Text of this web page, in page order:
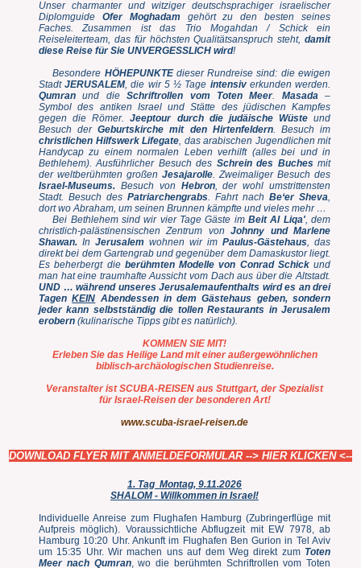
Unser charmanter und witziger deutschsprachiger israelischer
Diplomguide Ofer Moghadam gehört zu den besten seines
Faches. Zusammen ist das Trio Mogahdan / Schick ein
Reiseleiterteam, das für höchsten Qualitätsanspruch steht, damit
diese Reise für Sie UNVERGESSLICH wird!
Besondere HÖHEPUNKTEdieser Rundreise sind: die ewigen
StadtJERUSALEM, die wir 5 ½ Tage intensiverkunden werden.
Qumran und dieSchriftrollen vom Toten Meer. Masada–
Symbol des antiken Israel und Stätte des jüdischen Kampfes
gegen die Römer.Jeeptour durch die judäische Wüsteund
Besuch derGeburtskirche mit den Hirtenfeldern. Besuch im
christlichen Hilfswerk Lifegate, das arabischen Jugendlichen mit
Handycap zu einem normalen Leben verhilft (alles bei und in
Bethlehem). Ausführlicher Besuch des Schrein des Buchesmit
der weltberühmten großen Jesajarolle. Zweimaliger Besuch des
Israel-Museums. Besuch von Hebron, der wohl umstrittensten
Stadt. Besuch des Patriarchengrabs. Fahrt nach Be‘er Sheva,
dort wo Abraham, um seinen Brunnen kämpfte und vieles mehr …
Bei Bethlehem sind wir vier Tage Gäste im Beit Al Liqa', dem
christlich-palästinensischen Zentrum von Johnny und Marlene
Shawan. In Jerusalem wohnen wir im Paulus-Gästehaus, das
direkt bei dem Gartengrab und gegenüber dem Damaskustor liegt.
Es beherbergt die berühmten Modelle von Conrad Schickund
man hat eine traumhafte Aussicht vom Dach aus über die Altstadt.
UND … während unseres Jerusalemaufenthalts wird es an drei
TagenKEIN Abendessen in dem Gästehaus geben, sondern
jeder kann selbstständig die tollen Restaurants in Jerusalem
erobern (kulinarische Tipps gibt es natürlich).
KOMMEN SIE MIT!
Erleben Sie das Heilige Land mit einer außergewöhnlichen
biblisch-archäologischen Studienreise.
Veranstalter ist SCUBA-REISEN aus Stuttgart, der Spezialist
für Israel-Reisen der besonderen Art!
www.scuba-israel-reisen.de
DOWNLOAD FLYER MIT ANMELDEFORMULAR --> HIER KLICKEN <--
1. Tag Montag, 9.11.2026
SHALOM - Willkommen in Israel!
Individuelle Anreise zum Flughafen Hamburg (Zubringerflüge mit
Aufpreis möglich). Voraussichtliche Abflugzeit mit EW 7978, ab
Hamburg 10:20 Uhr. Ankunft im Flughafen Ben Gurion in Tel Aviv
um 15:35 Uhr. Wir machen uns auf dem Weg direkt zum Toten
Meer nach Qumran, wo die berühmten Schriftrollen vom Toten